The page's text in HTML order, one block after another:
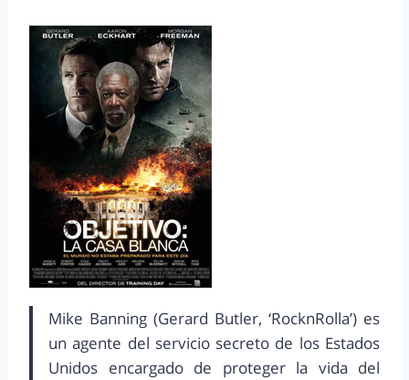
Mike Banning (Gerard Butler, ‘RocknRolla’) es
un agente del servicio secreto de los Estados
Unidos encargado de proteger la vida del